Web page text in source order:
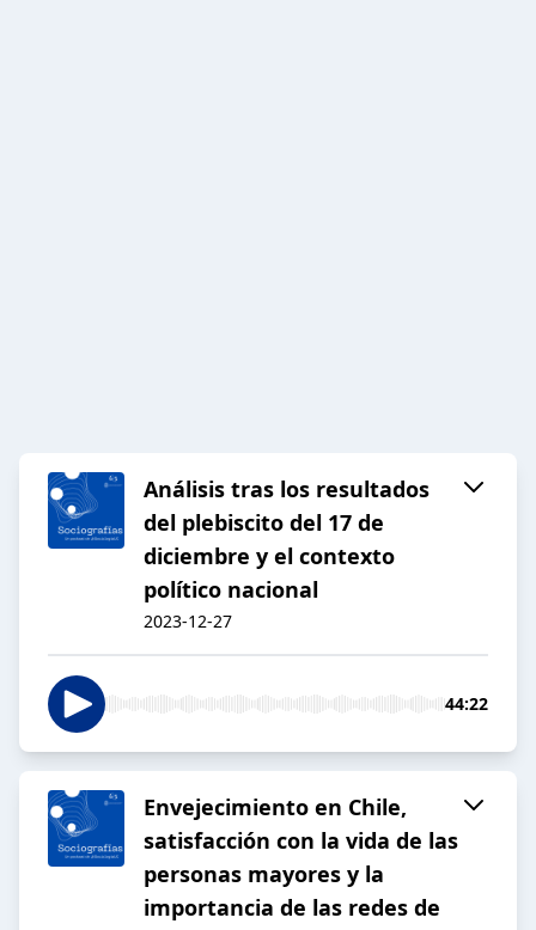
Análisis tras los resultados
del plebiscito del 17 de
diciembre y el contexto
político nacional
2023-12-27
44:22
Envejecimiento en Chile,
satisfacción con la vida de las
personas mayores y la
importancia de las redes de